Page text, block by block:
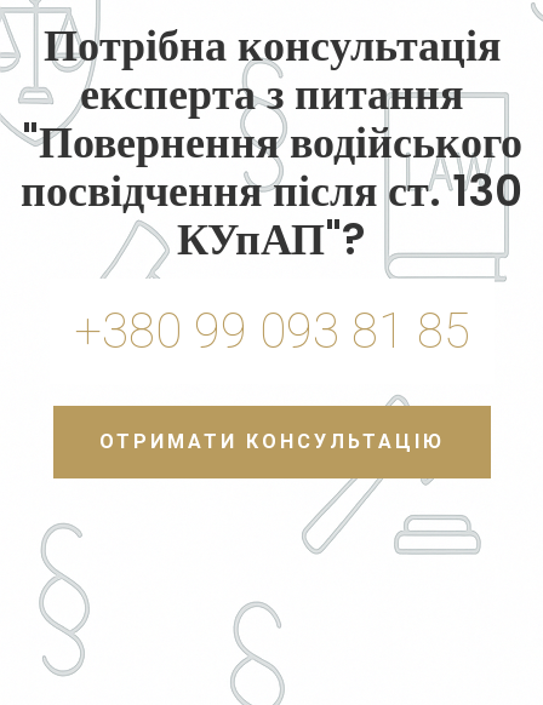
Потрібна консультація
експерта з питання
"Повернення водійського
посвідчення після ст. 130
КУпАП"?
+380 99 093 81 85
ОТРИМАТИ КОНСУЛЬТАЦІЮ